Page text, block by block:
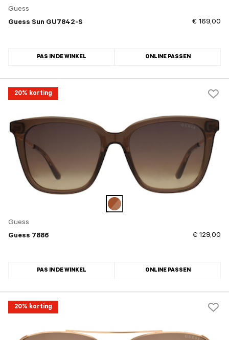
Guess
Guess Sun GU7842-S
€ 169,00
PAS IN DE WINKEL ONLINE PASSEN
20% korting
Guess
Guess 7886
€ 129,00
PAS IN DE WINKEL ONLINE PASSEN
20% korting